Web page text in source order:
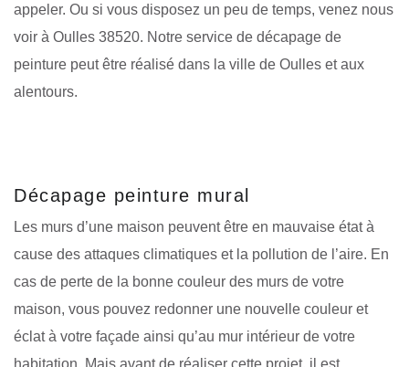
appeler. Ou si vous disposez un peu de temps, venez nous
voir à Oulles 38520. Notre service de décapage de
peinture peut être réalisé dans la ville de Oulles et aux
alentours.
Décapage peinture mural
Les murs d’une maison peuvent être en mauvaise état à
cause des attaques climatiques et la pollution de l’aire. En
cas de perte de la bonne couleur des murs de votre
maison, vous pouvez redonner une nouvelle couleur et
éclat à votre façade ainsi qu’au mur intérieur de votre
habitation. Mais avant de réaliser cette projet, il est